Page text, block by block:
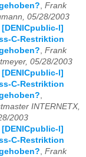
, Frank
05/28/2003
[DENICpublic-l]
C-Restriktion
, Frank
05/28/2003
[DENICpublic-l]
C-Restriktion
,
INTERNETX,
2003
[DENICpublic-l]
C-Restriktion
, Frank